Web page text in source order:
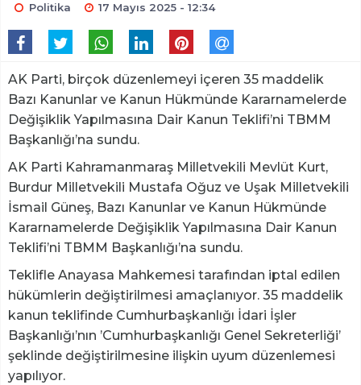
Politika 17 Mayıs 2025 - 12:34
AK Parti, birçok düzenlemeyi içeren 35 maddelik
Bazı Kanunlar ve Kanun Hükmünde Kararnamelerde
Değişiklik Yapılmasına Dair Kanun Teklifi’ni TBMM
Başkanlığı’na sundu.
AK Parti Kahramanmaraş Milletvekili Mevlüt Kurt,
Burdur Milletvekili Mustafa Oğuz ve Uşak Milletvekili
İsmail Güneş, Bazı Kanunlar ve Kanun Hükmünde
Kararnamelerde Değişiklik Yapılmasına Dair Kanun
Teklifi’ni TBMM Başkanlığı’na sundu.
Teklifle Anayasa Mahkemesi tarafından iptal edilen
hükümlerin değiştirilmesi amaçlanıyor. 35 maddelik
kanun teklifinde Cumhurbaşkanlığı İdari İşler
Başkanlığı’nın ’Cumhurbaşkanlığı Genel Sekreterliği’
şeklinde değiştirilmesine ilişkin uyum düzenlemesi
yapılıyor.